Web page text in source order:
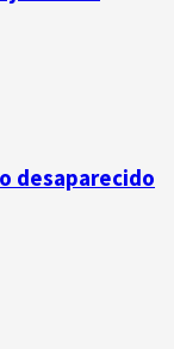
desaparecido